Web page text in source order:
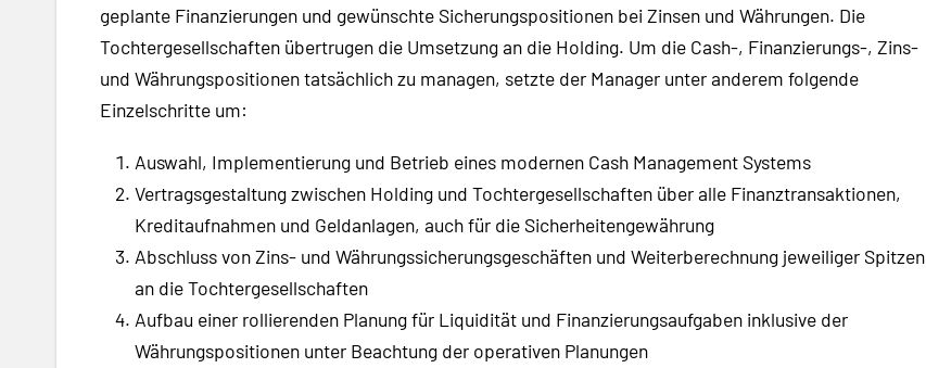
geplante Finanzierungen und gewünschte Sicherungspositionen bei Zinsen und Währungen. Die
Tochtergesellschaften übertrugen die Umsetzung an die Holding. Um die Cash-, Finanzierungs-, Zins-
und Währungspositionen tatsächlich zu managen, setzte der Manager unter anderem folgende
Einzelschritte um:
Auswahl, Implementierung und Betrieb eines modernen Cash Management Systems
Vertragsgestaltung zwischen Holding und Tochtergesellschaften über alle Finanztransaktionen,
Kreditaufnahmen und Geldanlagen, auch für die Sicherheitengewährung
Abschluss von Zins- und Währungssicherungsgeschäften und Weiterberechnung jeweiliger Spitzen
an die Tochtergesellschaften
Aufbau einer rollierenden Planung für Liquidität und Finanzierungsaufgaben inklusive der
Währungspositionen unter Beachtung der operativen Planungen